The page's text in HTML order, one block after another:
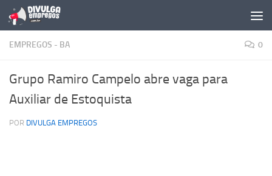
Skip to content
EMPREGOS - BA 0
Grupo Ramiro Campelo abre vaga para
Auxiliar de Estoquista
POR DIVULGA EMPREGOS